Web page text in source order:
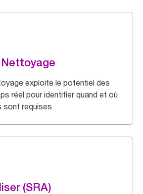
Nettoyage
exploite le potentiel des
réel pour identifier quand et où
sont requises
(SRA)